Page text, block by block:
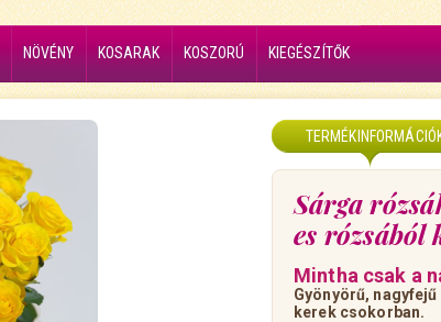
NÖVÉNY KOSARAK KOSZORÚ KIEGÉSZÍTŐK
Sárga
es rózsából
Mintha csak a
Gyönyörű,
kerek csokorban.